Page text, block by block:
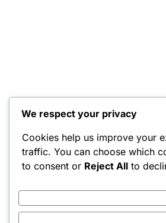
We respect your privacy
Cookies help us improve your
traffic. You can choose which
to consent or Reject All to